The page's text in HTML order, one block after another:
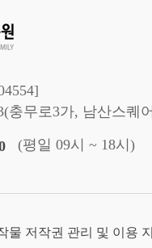
충무로3가, 남산스퀘
(평일 09시 ~ 18시)
물 저작권 관리 및 이용